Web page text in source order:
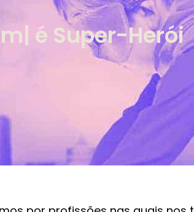
é Super-Herói